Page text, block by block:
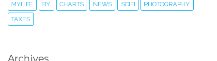
MYLIFE BY CHARTS NEWS SCIFI PHOTOGRAPHY
TAXES
Archives